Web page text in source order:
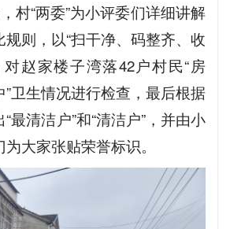
村“两委”为小评委们详细讲解
则，以“扫干净、码整齐、收
赵家楼子湾落42户村民“房
卫生情况进行检查，最后根据
最清洁户”和“清洁户”，并由小
大家张贴荣誉标识。